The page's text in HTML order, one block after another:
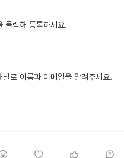
릭해 등록하세요.
로 이름과 이메일을 알려주세요.